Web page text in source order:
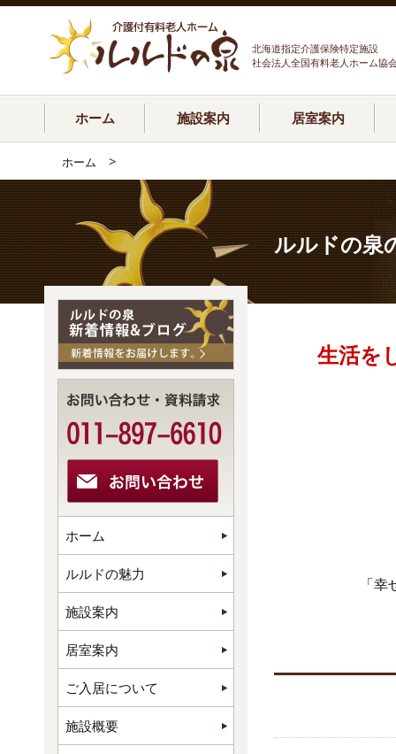
北海道指定介護保険特定施設
社会法人全国有料老人ホーム協
ホーム 施設案内 居室案内
ホーム >
ルルドの泉
生活を
「
ホーム
ルルドの魅力
施設案内
居室案内
ご入居について
施設概要